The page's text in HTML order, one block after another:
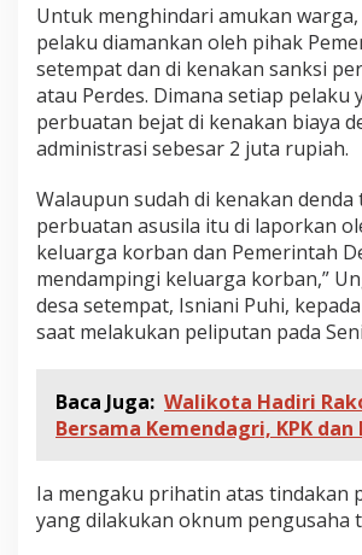
n
g
Untuk menghindari amukan
pelaku diamankan oleh pihak
setempat dan di kenakan sanksi
atau Perdes. Dimana setiap pelaku
perbuatan bejat di kenakan biaya
administrasi sebesar 2 juta rupiah.
Walaupun sudah di kenakan
perbuatan asusila itu di laporkan
keluarga korban dan Pemerintah
mendampingi keluarga korban,”
desa setempat, Isniani Puhi,
saat melakukan peliputan pada
Baca Juga: Walikota Hadiri
Bersama Kemendagri, KPK dan
Ia mengaku prihatin atas tindakan
yang dilakukan oknum pengusaha